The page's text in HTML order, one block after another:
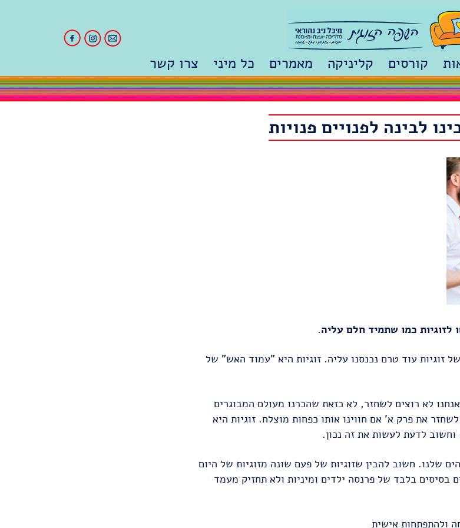
קורסים קליניקה מאמרים
המכינה לזוגיות
זוגיות מעל ומעבר
סודות מחדר ה…
כל מיני
מהתקשורת
סדנאות והרצאות
צרו קשר
לבינה לפנויים פנויות
לזוגיות כמו שתמיד חלם עליה.
זוגיות עוד טרם נכנסנו עליה. זוגיות היא "עמוד האש" של
לא רוצים לשחזר, לא כזאת שהכרנו מעולם המבוגרים
את פרק א' אם חווינו אותו כפחות מוצלח. זוגיות היא
וחשוב לדעת לעשות את זה נכון.
שלנו. חשוב להבין שזוגיות של פעם שונה מזוגיות של היום
בסיסים בלבד של פרנסה ילדים ומיניות ולא תחזיק מעמד
ולהתפתחות אישית